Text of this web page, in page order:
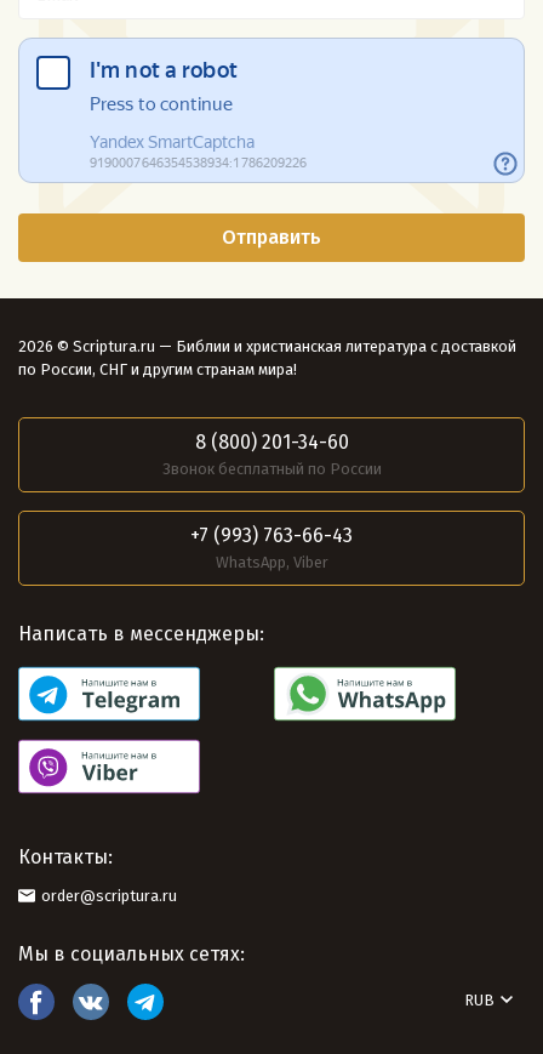
2026 © Scriptura.ru — Библии и христианская литература с доставкой
по России, СНГ и другим странам мира!
8 (800) 201-34-60
Звонок бесплатный по России
+7 (993) 763-66-43
WhatsApp, Viber
Написать в мессенджеры:
Контакты:
order@scriptura.ru
Мы в социальных сетях:
RUB